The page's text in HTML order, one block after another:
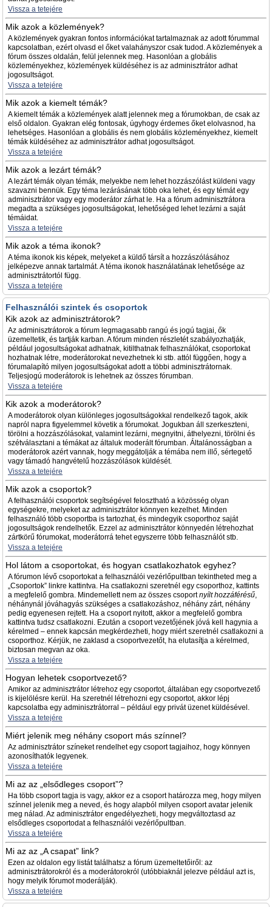
Vissza a tetejére
Mik azok a közlemények?
A közlemények gyakran fontos információkat tartalmaznak az adott fórummal
kapcsolatban, ezért olvasd el őket valahányszor csak tudod. A közlemények a
fórum összes oldalán, felül jelennek meg. Hasonlóan a globális
közleményekhez, közlemények küldéséhez is az adminisztrátor adhat
jogosultságot.
Vissza a tetejére
Mik azok a kiemelt témák?
A kiemelt témák a közlemények alatt jelennek meg a fórumokban, de csak az
első oldalon. Gyakran elég fontosak, úgyhogy érdemes őket elolvasnod, ha
lehetséges. Hasonlóan a globális és nem globális közleményekhez, kiemelt
témák küldéséhez az adminisztrátor adhat jogosultságot.
Vissza a tetejére
Mik azok a lezárt témák?
A lezárt témák olyan témák, melyekbe nem lehet hozzászólást küldeni vagy
szavazni bennük. Egy téma lezárásának több oka lehet, és egy témát egy
adminisztrátor vagy egy moderátor zárhat le. Ha a fórum adminisztrátora
megadta a szükséges jogosultságokat, lehetőséged lehet lezárni a saját
témáidat.
Vissza a tetejére
Mik azok a téma ikonok?
A téma ikonok kis képek, melyeket a küldő társít a hozzászólásához
jelképezve annak tartalmát. A téma ikonok használatának lehetősége az
adminisztrátortól függ.
Vissza a tetejére
Felhasználói szintek és csoportok
Kik azok az adminisztrátorok?
Az adminisztrátorok a fórum legmagasabb rangú és jogú tagjai, ők
üzemeltetik, és tartják karban. A fórum minden részletét szabályozhatják,
például jogosultságokat adhatnak, kitilthatnak felhasználókat, csoportokat
hozhatnak létre, moderátorokat nevezhetnek ki stb. attól függően, hogy a
fórumalapító milyen jogosultságokat adott a többi adminisztrátornak.
Teljesjogú moderátorok is lehetnek az összes fórumban.
Vissza a tetejére
Kik azok a moderátorok?
A moderátorok olyan különleges jogosultságokkal rendelkező tagok, akik
napról napra figyelemmel követik a fórumokat. Jogukban áll szerkeszteni,
törölni a hozzászólásokat, valamint lezárni, megnyitni, áthelyezni, törölni és
szétválasztani a témákat az általuk moderált fórumban. Általánosságban a
moderátorok azért vannak, hogy meggátolják a témába nem illő, sértegető
vagy támadó hangvételű hozzászólások küldését.
Vissza a tetejére
Mik azok a csoportok?
A felhasználói csoportok segítségével felosztható a közösség olyan
egységekre, melyeket az adminisztrátor könnyen kezelhet. Minden
felhasználó több csoportba is tartozhat, és mindegyik csoporthoz saját
jogosultságok rendelhetők. Ezzel az adminisztrátor könnyedén létrehozhat
zártkörű fórumokat, moderátorrá tehet egyszerre több felhasználót stb.
Vissza a tetejére
Hol látom a csoportokat, és hogyan csatlakozhatok egyhez?
A fórumon lévő csoportokat a felhasználói vezérlőpultban tekintheted meg a
„Csoportok” linkre kattintva. Ha csatlakozni szeretnél egy csoporthoz, kattints
a megfelelő gombra. Mindemellett nem az összes csoportnyílt hozzáférésű,
néhánynál jóváhagyás szükséges a csatlakozáshoz, néhány zárt, néhány
pedig egyenesen rejtett. Ha a csoport nyitott, akkor a megfelelő gombra
kattintva tudsz csatlakozni. Ezután a csoport vezetőjének jóvá kell hagynia a
kérelmed – ennek kapcsán megkérdezheti, hogy miért szeretnél csatlakozni a
csoporthoz. Kérjük, ne zaklasd a csoportvezetőt, ha elutasítja a kérelmed,
biztosan megvan az oka.
Vissza a tetejére
Hogyan lehetek csoportvezető?
Amikor az adminisztrátor létrehoz egy csoportot, általában egy csoportvezető
is kijelölésre kerül. Ha szeretnél létrehozni egy csoportot, akkor lépj
kapcsolatba egy adminisztrátorral – például egy privát üzenet küldésével.
Vissza a tetejére
Miért jelenik meg néhány csoport más színnel?
Az adminisztrátor színeket rendelhet egy csoport tagjaihoz, hogy könnyen
azonosíthatók legyenek.
Vissza a tetejére
Mi az az „elsődleges csoport”?
Ha több csoport tagja is vagy, akkor ez a csoport határozza meg, hogy milyen
színnel jelenik meg a neved, és hogy alapból milyen csoport avatar jelenik
meg nálad. Az adminisztrátor engedélyezheti, hogy megváltoztasd az
elsődleges csoportodat a felhasználói vezérlőpultban.
Vissza a tetejére
Mi az az „A csapat” link?
Ezen az oldalon egy listát találhatsz a fórum üzemeltetőiről: az
adminisztrátorokról és a moderátorokról (utóbbiaknál jelezve például azt is,
hogy melyik fórumot moderálják).
Vissza a tetejére